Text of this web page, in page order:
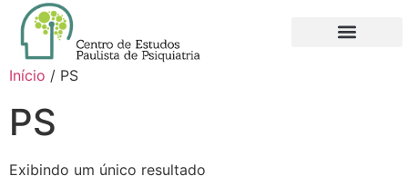
Início / PS
PS
Exibindo um único resultado